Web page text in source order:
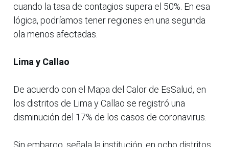
cuando la tasa de contagios supera el 50%. En esa
lógica, podríamos tener regiones en una segunda
ola menos afectadas.
Lima y Callao
De acuerdo con el Mapa del Calor de EsSalud, en
los distritos de Lima y Callao se registró una
disminución del 17% de los casos de coronavirus.
Sin embargo, señala la institución, en ocho distritos